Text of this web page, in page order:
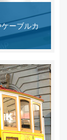
ーブルカ